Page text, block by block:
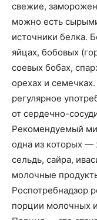
свежие,
можно есть
источники белка.
яйцах, бобовых
соевых бобах,
орехах и
регулярное
от сердечно-
Рекомендуемый
одна из которых —
сельдь, сайра,
молочные
Роспотребнадзор
порции молочных